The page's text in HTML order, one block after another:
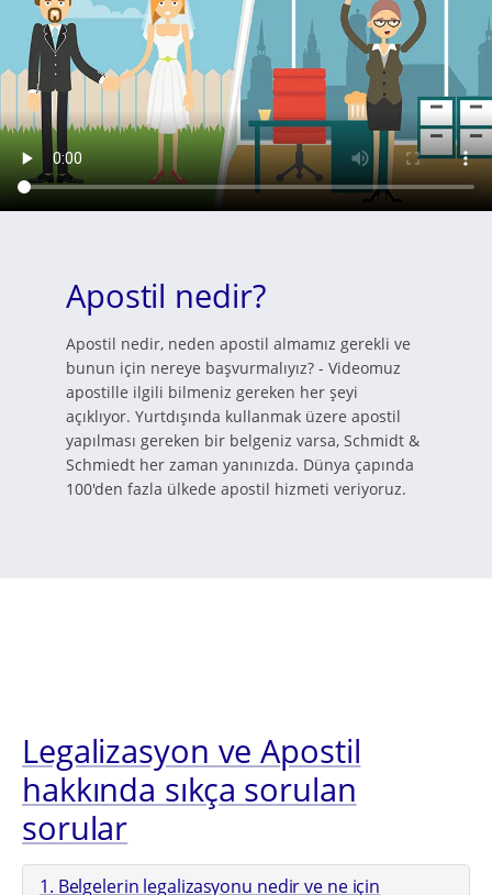
Apostil nedir?
Apostil nedir, neden apostil almamız gerekli ve
bunun için nereye başvurmalıyız? - Videomuz
apostille ilgili bilmeniz gereken her şeyi
açıklıyor. Yurtdışında kullanmak üzere apostil
yapılması gereken bir belgeniz varsa, Schmidt &
Schmiedt her zaman yanınızda. Dünya çapında
100'den fazla ülkede apostil hizmeti veriyoruz.
Legalizasyon ve Apostil
hakkında sıkça sorulan
sorular
1. Belgelerin legalizasyonu nedir ve ne için